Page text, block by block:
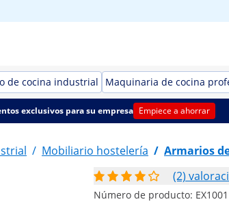
de cocina industrial Maquinaria de cocina
exclusivos para su empresa Empiece a ahorrar
/ Mobiliario hostelería / Armarios
(2)
Número de producto: